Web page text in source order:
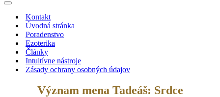
Menu
navigácieKontakt
Úvodná stránka
Poradenstvo
Ezoterika
Články
Intuitívne nástroje
Zásady ochrany osobných údajov
Význam mena Tadeáš: Srdce